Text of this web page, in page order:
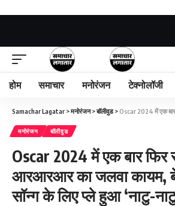
होम समाचार मनोरंजन टेक्नोलॉजी
Samachar Lagatar >मनोरंजन>बॉलीवुड>Oscar 2024 में एक बार फिर राजामौली की
मनोरंजन बॉलीवुड
Oscar 2024 में एक बार फिर
आरआरआर का जलवा कायम,
सॉन्ग के लिए प्ले हुआ ‘नाटु-